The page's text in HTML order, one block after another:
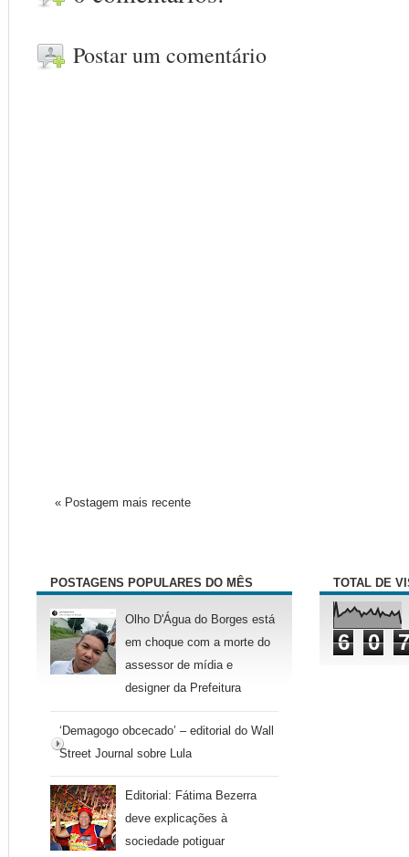
Postar um comentário
« Postagem mais recente
POSTAGENS POPULARES DO MÊS
Olho D'Água do Borges está
em choque com a morte do
assessor de mídia e
designer da Prefeitura
‘Demagogo obcecado’ – editorial do Wall
Street Journal sobre Lula
Editorial: Fátima Bezerra
deve explicações à
sociedade potiguar
TOTAL DE
6 0 7